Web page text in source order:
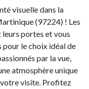
visuelle dans la
(97224) ! Les
portes et vous
le choix idéal de
par la vue,
atmosphère unique
visite. Profitez